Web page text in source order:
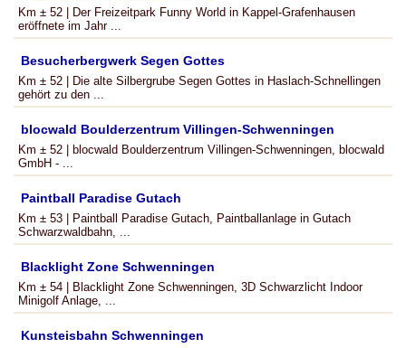
Km ± 52 | Der Freizeitpark Funny World in Kappel-Grafenhausen
eröffnete im Jahr ...
Besucherbergwerk Segen Gottes
Km ± 52 | Die alte Silbergrube Segen Gottes in Haslach-Schnellingen
gehört zu den ...
blocwald Boulderzentrum Villingen-Schwenningen
Km ± 52 | blocwald Boulderzentrum Villingen-Schwenningen, blocwald
GmbH - ...
Paintball Paradise Gutach
Km ± 53 | Paintball Paradise Gutach, Paintballanlage in Gutach
Schwarzwaldbahn, ...
Blacklight Zone Schwenningen
Km ± 54 | Blacklight Zone Schwenningen, 3D Schwarzlicht Indoor
Minigolf Anlage, ...
Kunsteisbahn Schwenningen